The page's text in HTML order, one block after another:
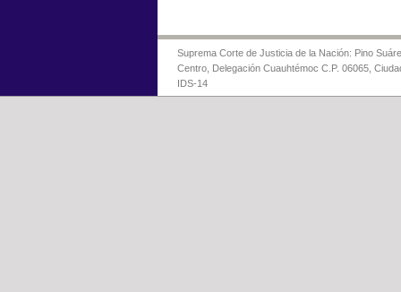
Suprema Corte de Justicia de la Nación: Pino
Centro, Delegación Cuauhtémoc C.P. 06065,
IDS-14